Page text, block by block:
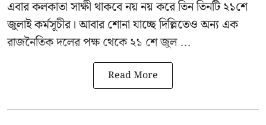
এবার কলকাতা সাক্ষী থাকবে নয় নয় করে তিন তিনটি ২১শে
জুলাই কর্মসূচীর। আবার শোনা যাচ্ছে দিল্লিতেও অন্য এক
রাজনৈতিক দলের পক্ষ থেকে ২১ শে জুল ...
Read More